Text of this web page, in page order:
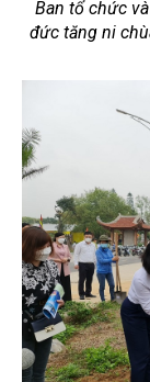
Ban tổ chức
đức tăng ni